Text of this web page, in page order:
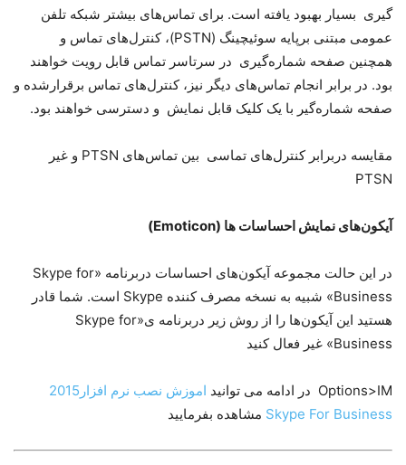
‌گیری بسیار بهبود یافته است. برای تماس‌های بیشتر شبکه تلفن
عمومی مبتنی برپایه سوئیچینگ (PSTN)، کنترل‌های تماس و
همچنین صفحه شماره‌گیری در سرتاسر تماس قابل رویت خواهند
بود. در برابر انجام تماس‌های دیگر نیز، کنترل‌های تماس برقرارشده و
صفحه‌ شماره‌گیر با یک کلیک قابل نمایش و دسترسی خواهند بود.
مقایسه دربرابر کنترل‌های تماسی بین تماس‌های PTSN و غیر
PTSN
آیکون‌های نمایش احساسات ها (Emoticon)
در این حالت مجموعه آیکون‌های احساسات دربرنامه «Skype for
Business» شبیه به نسخه مصرف کننده Skype است. شما قادر
هستید این آیکون‌ها را از روش زیر دربرنامه ی«Skype for
Business» غیر فعال کنید
Options>IM در ادامه می توانید
اموزش نصب ﻧﺮم اﻓﺰار2015
Skype For Business مشاهده بفرمایید